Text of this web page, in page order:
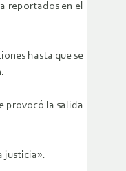
reportados en el
hasta que se
provocó la salida
justicia».